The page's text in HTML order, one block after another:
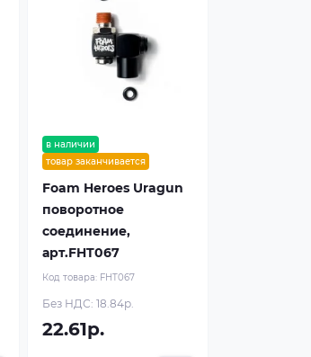
в наличии
товар заканчивается
Foam Heroes Uragun
поворотное
соединение,
арт.FHT067
Код товара: FHT067
Без НДС: 18.84р.
22.61р.